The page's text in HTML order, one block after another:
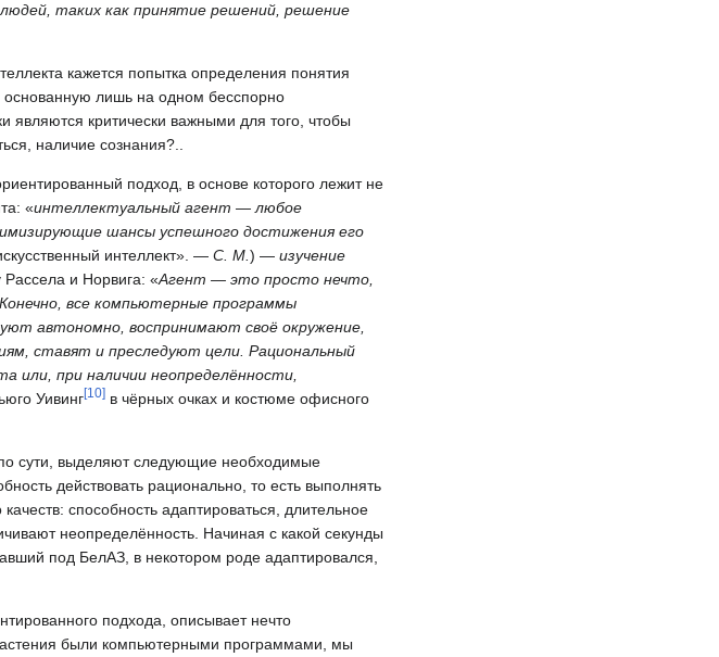
таких как принятие решений, решение
кажется попытка определения понятия
основанную лишь на одном бесспорно
являются критически важными для того, чтобы
наличие сознания?..
подход, в основе которого лежит не
«интеллектуальный агент — любое
шансы успешного достижения его
интеллект». — С. М. ) — изучение
Рассела и Норвига: «Агент — это просто нечто,
все компьютерные программы
автономно, воспринимают своё окружение,
ставят и преследуют цели. Рациональный
при наличии неопределённости,
Уивинг[10] в чёрных очках и костюме офисного
сути, выделяют следующие необходимые
действовать рационально, то есть выполнять
способность адаптироваться, длительное
неопределённость. Начиная с какой секунды
под БелАЗ, в некотором роде адаптировался,
подхода, описывает нечто
были компьютерными программами, мы